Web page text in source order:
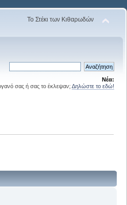
Το Στέκι των Κιθαρωδών
Νέα:
σας ή σας το έκλεψαν; Δηλώστε το εδώ!